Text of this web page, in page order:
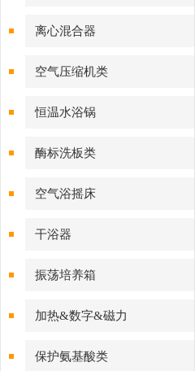
离心混合器
空气压缩机类
恒温水浴锅
酶标洗板类
空气浴摇床
干浴器
振荡培养箱
加热&数字&磁力
保护氨基酸类